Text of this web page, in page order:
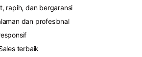
rapih, dan bergaransi
dan profesional
terbaik